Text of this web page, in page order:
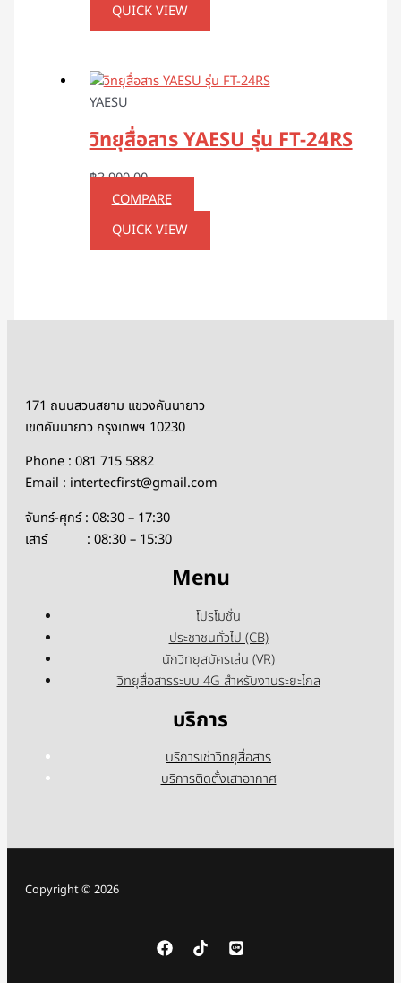
QUICK VIEW
YAESU
วิทยุสื่อสาร YAESU รุ่น FT-24RS
฿3,900.00
COMPARE
QUICK VIEW
171 ถนนสวนสยาม แขวงคันนายาว
เขตคันนายาว กรุงเทพฯ 10230
Phone : 081 715 5882
Email : intertecfirst@gmail.com
จันทร์-ศุกร์ : 08:30 – 17:30
เสาร์ : 08:30 – 15:30
Menu
โปรโมชั่น
ประชาชนทั่วไป (CB)
นักวิทยุสมัครเล่น (VR)
วิทยุสื่อสารระบบ 4G สำหรับงานระยะไกล
บริการ
บริการเช่าวิทยุสื่อสาร
บริการติดตั้งเสาอากาศ
Copyright © 2026